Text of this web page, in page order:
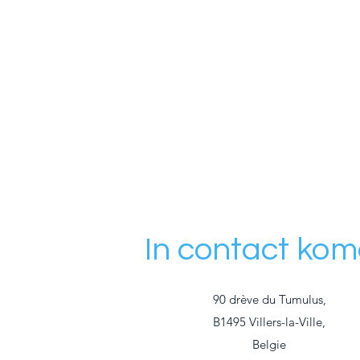
In contact
90 drève du Tumulus,
B1495 Villers-la-Ville,
Belgie